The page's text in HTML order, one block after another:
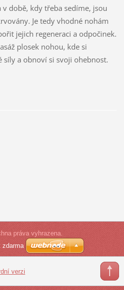
v době, kdy třeba sedíme, jsou
Je tedy vhodné nohám
jejich regeneraci a odpočinek.
plosek nohou, kde si
síly a obnoví si svoji ohebnost.
práva vyhrazena.
zdarma
verzi